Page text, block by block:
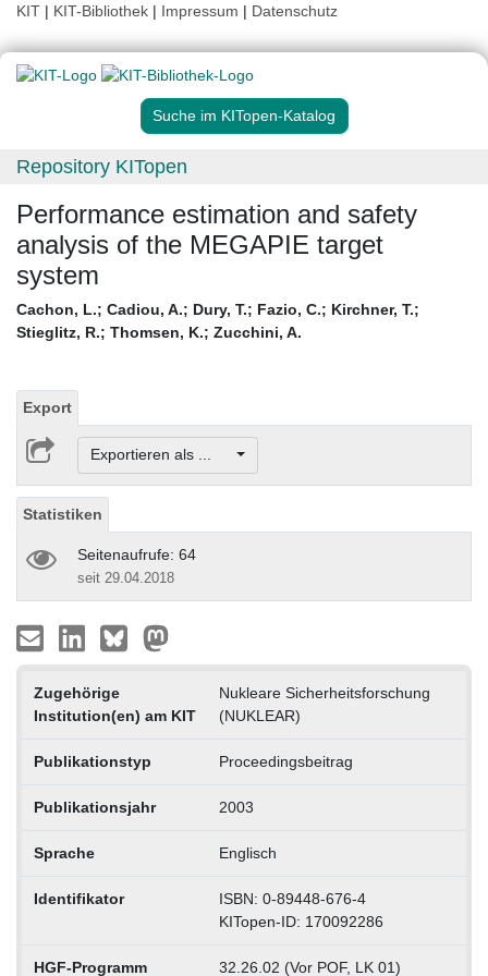
KIT | KIT-Bibliothek | Impressum | Datenschutz
Suche im KITopen-Katalog
Repository KITopen
Performance estimation and safety
analysis of the MEGAPIE target
system
Cachon, L.; Cadiou, A.; Dury, T.; Fazio, C.; Kirchner, T.;
Stieglitz, R.; Thomsen, K.; Zucchini, A.
Export
Exportieren als ...
Statistiken
Seitenaufrufe: 64
seit 29.04.2018
Zugehörige
Institution(en) am KIT
Nukleare Sicherheitsforschung
(NUKLEAR)
Publikationstyp Proceedingsbeitrag
Publikationsjahr 2003
Sprache Englisch
Identifikator
ISBN: 0-89448-676-4
KITopen-ID: 170092286
HGF-Programm 32.26.02 (Vor POF, LK 01)